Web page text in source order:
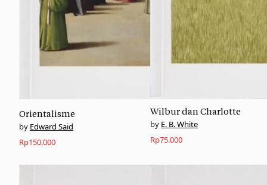
Orientalisme
Edward Said
Rp150.000
Wilbur dan Charlotte
E. B. White
Rp75.000